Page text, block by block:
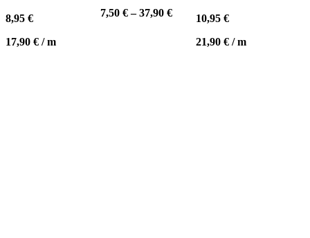
8,95 €
17,90 € /m
7,50€–37,90€ 10,95 €
21,90 €/m